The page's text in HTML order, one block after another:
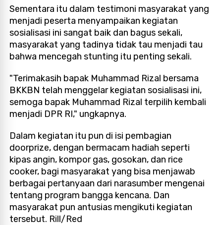
Sementara itu dalam testimoni masyarakat yang
menjadi peserta menyampaikan kegiatan
sosialisasi ini sangat baik dan bagus sekali,
masyarakat yang tadinya tidak tau menjadi tau
bahwa mencegah stunting itu penting sekali.
"Terimakasih bapak Muhammad Rizal bersama
BKKBN telah menggelar kegiatan sosialisasi ini,
semoga bapak Muhammad Rizal terpilih kembali
menjadi DPR RI," ungkapnya.
Dalam kegiatan itu pun di isi pembagian
doorprize, dengan bermacam hadiah seperti
kipas angin, kompor gas, gosokan, dan rice
cooker, bagi masyarakat yang bisa menjawab
berbagai pertanyaan dari narasumber mengenai
tentang program bangga kencana. Dan
masyarakat pun antusias mengikuti kegiatan
tersebut. Rill/Red